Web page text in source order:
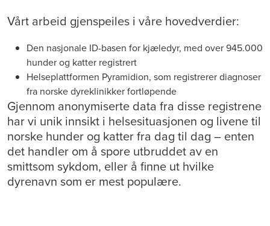
Vårt arbeid gjenspeiles i våre hovedverdier:
Den nasjonale ID-basen for kjæledyr, med over 945.000
hunder og katter registrert
Helseplattformen Pyramidion, som registrerer diagnoser
fra norske dyreklinikker fortløpende
Gjennom anonymiserte data fra disse registrene
har vi unik innsikt i helsesituasjonen og livene til
norske hunder og katter fra dag til dag – enten
det handler om å spore utbruddet av en
smittsom sykdom, eller å finne ut hvilke
dyrenavn som er mest populære.